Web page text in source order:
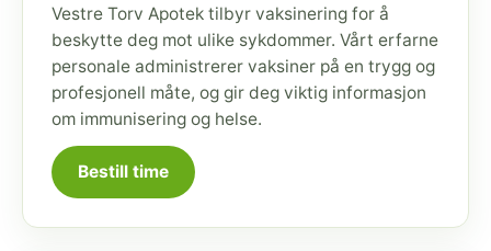
Vestre Torv Apotek tilbyr vaksinering for å
beskytte deg mot ulike sykdommer. Vårt erfarne
personale administrerer vaksiner på en trygg og
profesjonell måte, og gir deg viktig informasjon
om immunisering og helse.
Bestill time